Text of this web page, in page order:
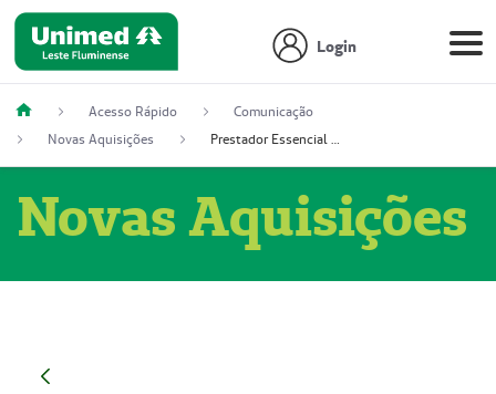
Login
Acesso Rápido
Comunicação
Novas Aquisições
Prestador Essencial Gestão em Saúde Ereli (51004354-7)
Novas Aquisições